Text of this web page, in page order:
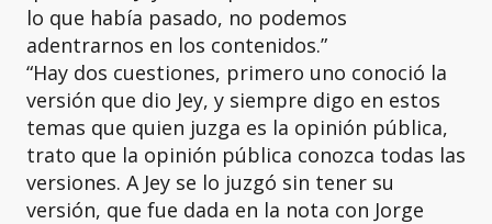
lo que había pasado, no podemos
adentrarnos en los contenidos.”
“Hay dos cuestiones, primero uno conoció la
versión que dio Jey, y siempre digo en estos
temas que quien juzga es la opinión pública,
trato que la opinión pública conozca todas las
versiones. A Jey se lo juzgó sin tener su
versión, que fue dada en la nota con Jorge